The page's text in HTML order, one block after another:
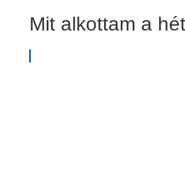
Mit alkottam a